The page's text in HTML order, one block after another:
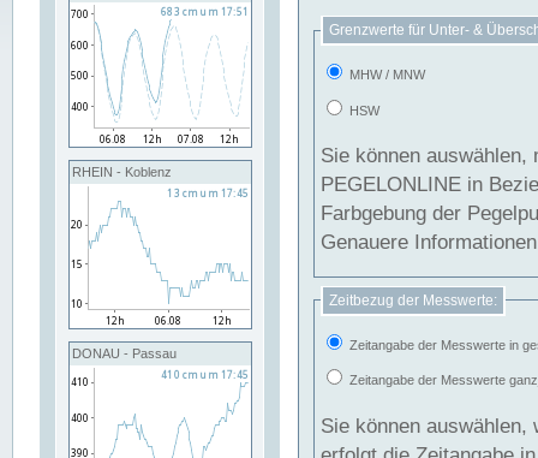
RHEIN - Koblenz
DONAU - Passau
Grenzwerte für Unter- &
MHW / MNW
HSW
Sie können
PEGELONLINE in Beziehung
Farbgebung der
Genauere
Zeitbezug der Messwerte:
Zeitangabe der Messwerte in
Zeitangabe der Messwerte
Sie können auswählen,